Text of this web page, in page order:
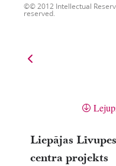
© 2012 Intellectual
reserved.
Liepājas
centra projekts